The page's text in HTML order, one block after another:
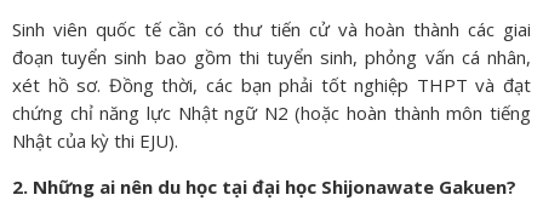
Sinh viên quốc tế cần có thư tiến cử và hoàn thành các giai
đoạn tuyển sinh bao gồm thi tuyển sinh, phỏng vấn cá nhân,
xét hồ sơ. Đồng thời, các bạn phải tốt nghiệp THPT và đạt
chứng chỉ năng lực Nhật ngữ N2 (hoặc hoàn thành môn tiếng
Nhật của kỳ thi EJU).
2. Những ai nên du học tại đại học Shijonawate Gakuen?